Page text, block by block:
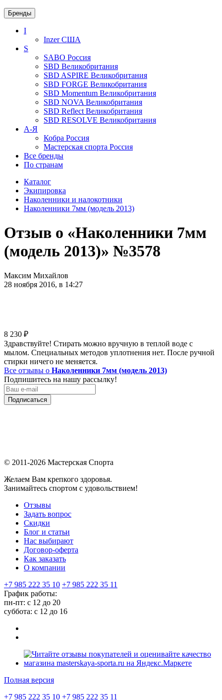
Бренды
I
InzerСША
S
SABO Россия
SBD Великобритания
SBD ASPIRE Великобритания
SBD FORGE Великобритания
SBD Momentum Великобритания
SBD NOVA Великобритания
SBD Reflect Великобритания
SBD RESOLVE Великобритания
А-Я
Кобра Россия
Мастерская спорта Россия
Все бренды
По странам
Каталог
Экипировка
Наколенники и налокотники
Наколенники 7мм (модель 2013)
Отзыв о «Наколенники 7мм
(модель 2013)» №3578
Максим Михайлов
28 ноября 2016, в 14:27
8 230 ₽
Здравствуйте! Стирать можно вручную в теплой воде с
мылом. Специальных методов уплотнения нет. После ручной
стирки ничего не меняется.
Все отзывы о Наколенники 7мм (модель 2013)
Подпишитесь на нашу рассылку!
Подписаться
© 2011-2026 Мастерская Спорта
Желаем Вам крепкого здоровья.
Занимайтесь спортом с удовольствием!
Отзывы
Задать вопрос
Скидки
Блог и статьи
Нас выбирают
Договор-оферта
Как заказать
О компании
+7 985 222 35 10 +7 985 222 35 11
График работы:
пн-пт: с 12 до 20
суббота: c 12 до 16
Полная версия
+7 985 222 35 10 +7 985 222 35 11